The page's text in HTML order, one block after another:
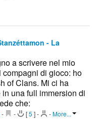
- La
a scrivere nel mio
di gioco: ho
of Clans. Mi ci ha
una full immersion di
che:
- - [5 ]- -More...